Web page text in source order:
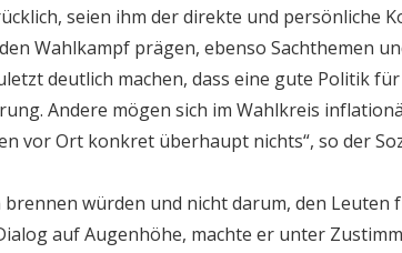
seien ihm der direkte und persönliche
Wahlkampf prägen, ebenso Sachthemen
deutlich machen, dass eine gute Politik
Andere mögen sich im Wahlkreis
vor Ort konkret überhaupt nichts“, so der
würden und nicht darum, den Leuten
auf Augenhöhe, machte er unter